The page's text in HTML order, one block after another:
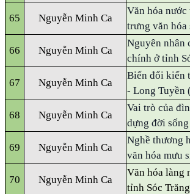
65 Nguyễn Minh Ca
Văn hóa
trưng văn hóa
66 Nguyễn Minh Ca
Nguyên nhân
chính ở tỉnh
67 Nguyễn Minh Ca
Biến đổi kiến
- Long Tuyền
68 Nguyễn Minh Ca
Vai trò của
dựng đời
69 Nguyễn Minh Ca
Nghề thương
văn hóa mưu
70 Nguyễn Minh Ca
Văn hóa làng
tỉnh Sóc Trăng